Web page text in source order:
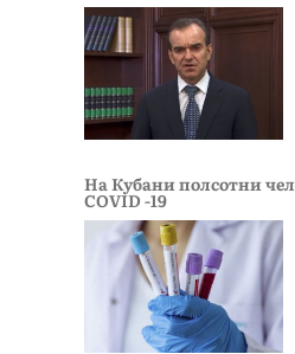
На Кубани полсотни
COVID -19